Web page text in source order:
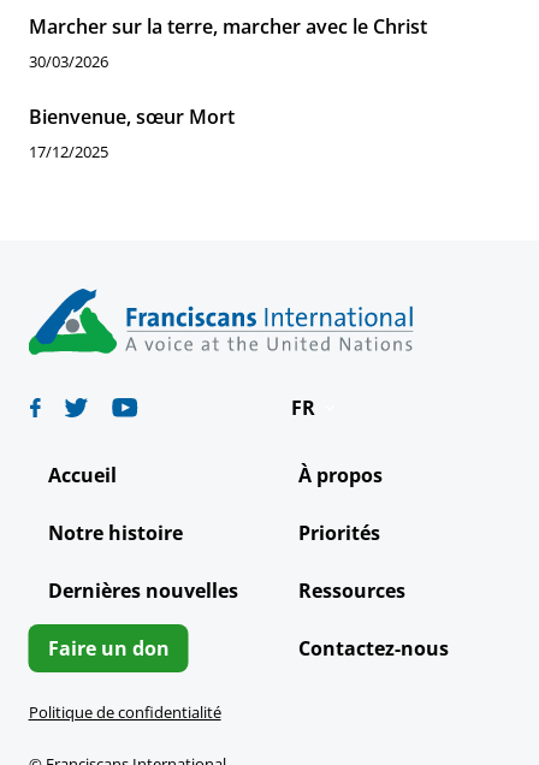
Marcher sur la terre, marcher avec le Christ
30/03/2026
Bienvenue, sœur Mort
17/12/2025
FR
Deutsch
Italiano
Português
Accueil À propos
Notre histoire Priorités
Dernières nouvelles Ressources
Faire un don Contactez-nous
Politique de confidentialité